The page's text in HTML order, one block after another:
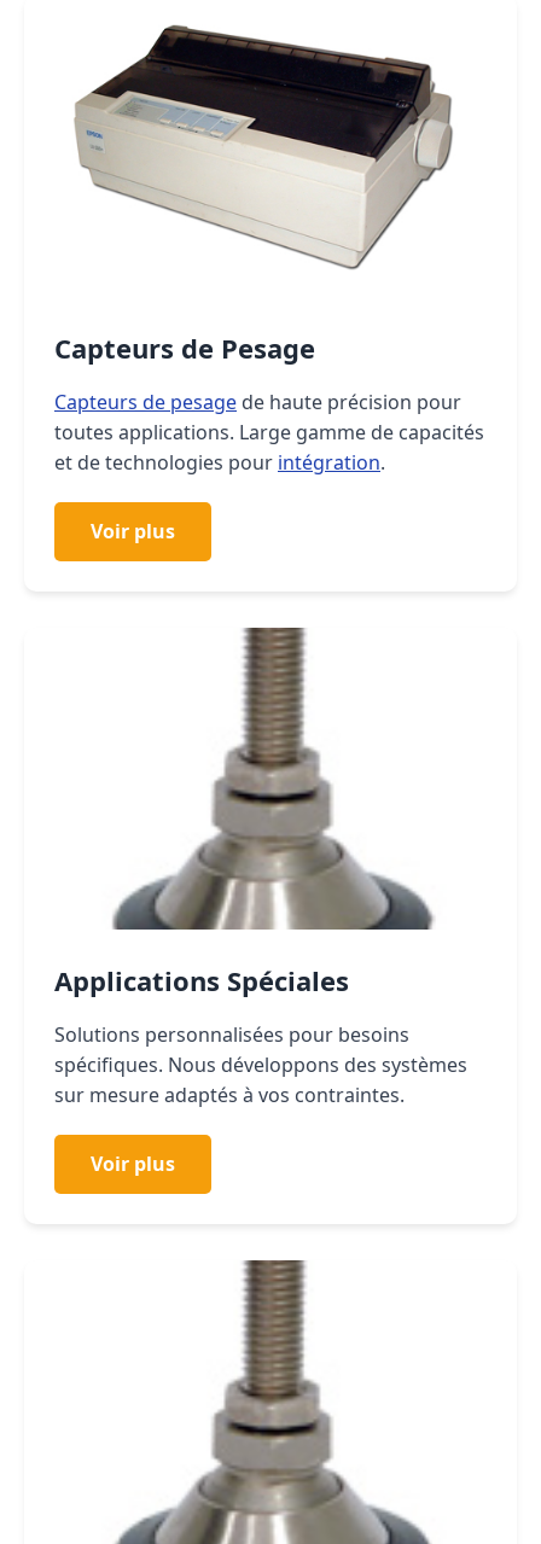
Capteurs de Pesage
Capteurs de pesage de haute précision pour
toutes applications. Large gamme de capacités
et de technologies pour intégration.
Voir plus
Applications Spéciales
Solutions personnalisées pour besoins
spécifiques. Nous développons des systèmes
sur mesure adaptés à vos contraintes.
Voir plus